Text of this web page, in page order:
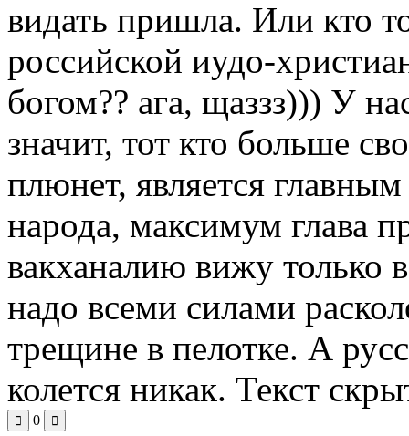
видать пришла. Или кто
российской иудо-
богом?? ага, щаззз))) У
значит, тот кто больше
плюнет, является
народа, максимум глава
вакханалию вижу только
надо всеми силами
трещине в пелотке. А
колется никак. Текст
0